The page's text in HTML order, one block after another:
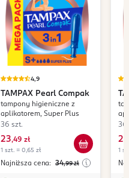
4,9
TAMPAX Pearl Compak
tampony higieniczne z
aplikatorem, Super Plus
36 szt.
23,49 zł
1 szt. = 0,65 zł
Najniższa cena: 34,99 zł
36
23
1